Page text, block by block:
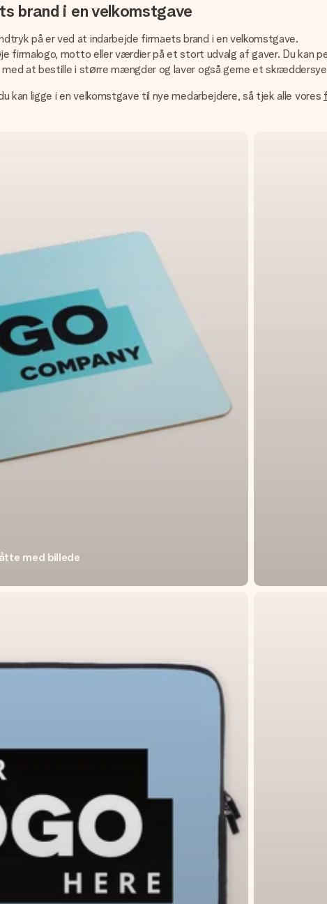
brand i en velkomstgave
på er ved at indarbejde firmaets brand i en velkomstgave.
firmalogo, motto eller værdier på et stort udvalg af gaver. Du kan
at bestille i større mængder og laver også gerne et
kan ligge i en velkomstgave til nye medarbejdere, så tjek alle vores
med billede